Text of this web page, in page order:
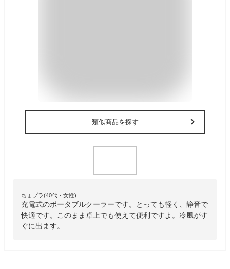
類似商品を探す
ちょプラ(40代・女性)
充電式のポータブルクーラーです。とっても軽く、静音で
快適です。このまま卓上でも使えて便利ですよ。冷風がす
ぐに出ます。